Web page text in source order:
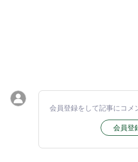
会員登録をして記事にコメ
会員登